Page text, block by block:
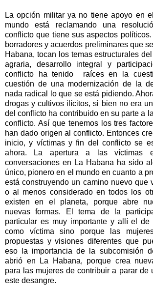
La opción militar ya no tiene apoyo en
mundo está reclamando una
conflicto que tiene sus aspectos
borradores y acuerdos preliminares que
Habana, tocan los temas estructurales
agraria, desarrollo integral y
conflicto ha tenido raíces en la
cuestión de una modernización de la
nada radical lo que se está pidiendo.
drogas y cultivos ilícitos, si bien no era
del conflicto ha contribuido en su parte a
conflicto. Así que tenemos los tres
han dado origen al conflicto. Entonces
inicio, y víctimas y fin del conflicto se
ahora. La apertura a las víctimas
conversaciones en La Habana ha sido
único, pionero en el mundo en cuanto a
está construyendo un camino nuevo que
o al menos considerado en todos los
existen en el planeta, porque abre
nuevas formas. El tema de la
particular es muy importante y allí el
como víctima sino porque las
propuestas y visiones diferentes que
eso la importancia de la subcomisión
abrió en La Habana, porque crea
para las mujeres de contribuir a parar de
este desangre.